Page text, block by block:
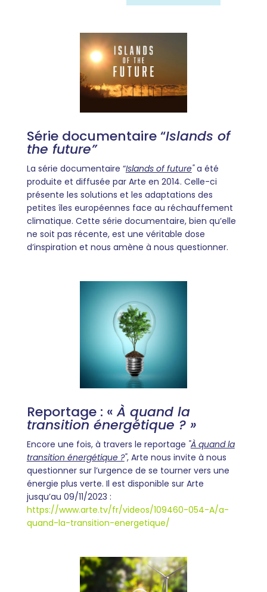
Série documentaire “Islands of
the future”
La série documentaire “Islands of future"a été
produite et diffusée par Arte en 2014. Celle-ci
présente les solutions et les adaptations des
petites îles européennes face au réchauffement
climatique. Cette série documentaire, bien qu’elle
ne soit pas récente, est une véritable dose
d’inspiration et nous amène à nous questionner.
Reportage : «À quand la
transition énergétique ? »
Encore une fois, à travers le reportage "À quand la
transition énergétique ?", Arte nous invite à nous
questionner sur l’urgence de se tourner vers une
énergie plus verte. Il est disponible sur Arte
jusqu’au 09/11/2023 :
https://www.arte.tv/fr/videos/109460-054-A/a-
quand-la-transition-energetique/